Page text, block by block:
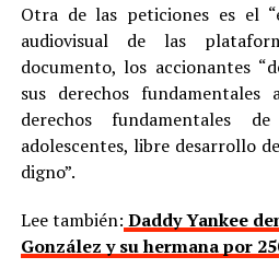
Otra de las peticiones es el
audiovisual de las
documento, los accionantes
sus derechos
derechos fundamentales
adolescentes, libre desarrollo
digno”.
Lee también: Daddy Yankee
González y su hermana por